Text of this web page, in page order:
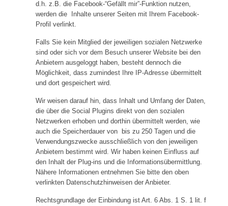
d.h. z.B. die Facebook-“Gefällt mir”-Funktion nutzen,
werden die Inhalte unserer Seiten mit Ihrem Facebook-
Profil verlinkt.
Falls Sie kein Mitglied der jeweiligen sozialen Netzwerke
sind oder sich vor dem Besuch unserer Website bei den
Anbietern ausgeloggt haben, besteht dennoch die
Möglichkeit, dass zumindest Ihre IP-Adresse übermittelt
und dort gespeichert wird.
Wir weisen darauf hin, dass Inhalt und Umfang der Daten,
die über die Social Plugins direkt von den sozialen
Netzwerken erhoben und dorthin übermittelt werden, wie
auch die Speicherdauer von bis zu 250 Tagen und die
Verwendungszwecke ausschließlich von den jeweiligen
Anbietern bestimmt wird. Wir haben keinen Einfluss auf
den Inhalt der Plug-ins und die Informationsübermittlung.
Nähere Informationen entnehmen Sie bitte den oben
verlinkten Datenschutzhinweisen der Anbieter.
Rechtsgrundlage der Einbindung ist Art. 6 Abs. 1 S. 1 lit. f